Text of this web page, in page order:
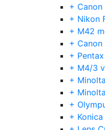
+ Canon
+ Nikon
+ M42
+ Canon
+
+ M4/3
+
+
+
+ Konica